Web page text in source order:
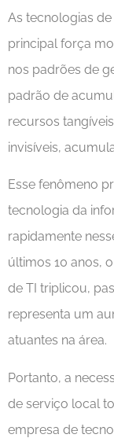
As tecnologias
principal força
nos padrões de
padrão de
recursos
invisíveis,
Esse fenômeno
tecnologia da
rapidamente
últimos 10 anos,
de TI triplicou,
representa um
atuantes na área.
Portanto, a
de serviço local
empresa de